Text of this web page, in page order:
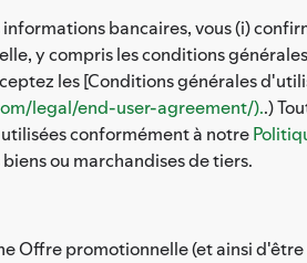
bancaires, vous (i)
y compris les conditions
les [Conditions générales
legal/end-user-agreement/)..)
conformément à notre
ou marchandises de tiers.
Offre promotionnelle (et ainsi